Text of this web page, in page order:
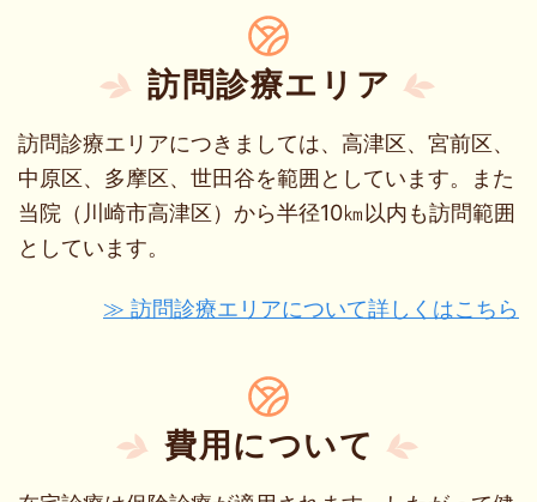
訪問診療エリア
訪問診療エリアにつきましては、高津区、宮前区、
中原区、多摩区、世田谷を範囲としています。また
当院（川崎市高津区）から半径10㎞以内も訪問範囲
としています。
≫ 訪問診療エリアについて詳しくはこちら
費用について